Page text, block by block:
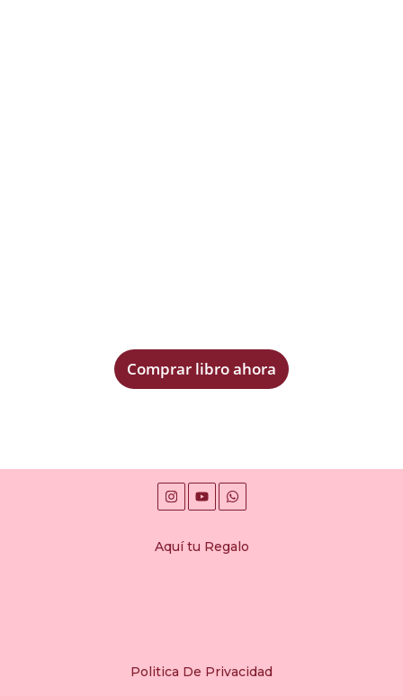
Comprar libro ahora
Aquí tu Regalo
Politica De Privacidad